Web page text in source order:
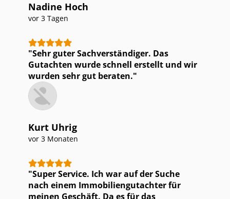
Nadine Hoch
vor 3 Tagen
Sehr guter Sach­ver­stän­di­ger. Das
Gutachten wurde schnell erstellt und wir
wurden sehr gut beraten.
Kurt Uhrig
vor 3 Monaten
Super Service. Ich war auf der Suche
nach einem Im­mo­bi­li­en­gut­ach­ter für
meinen Geschäft. Da es für das